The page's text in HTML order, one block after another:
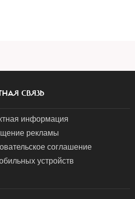
СВЯЗЬ
информация
рекламы
соглашение
устройств